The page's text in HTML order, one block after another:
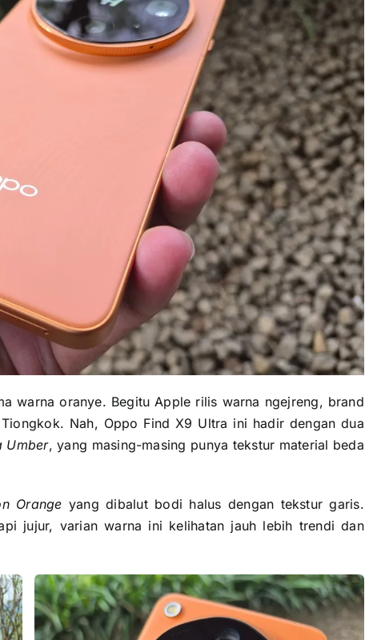
warna oranye. Begitu Apple rilis warna ngejreng, brand
Nah, Oppo Find X9 Ultra ini hadir dengan dua
Umber, yang masing-masing punya tekstur material beda
Orange yang dibalut bodi halus dengan tekstur garis.
jujur, varian warna ini kelihatan jauh lebih trendi dan